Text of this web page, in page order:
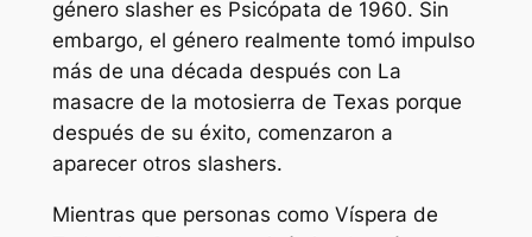
género slasher es Psicópata de 1960. Sin
embargo, el género realmente tomó impulso
más de una década después con La
masacre de la motosierra de Texas porque
después de su éxito, comenzaron a
aparecer otros slashers.
Mientras que personas como Víspera de